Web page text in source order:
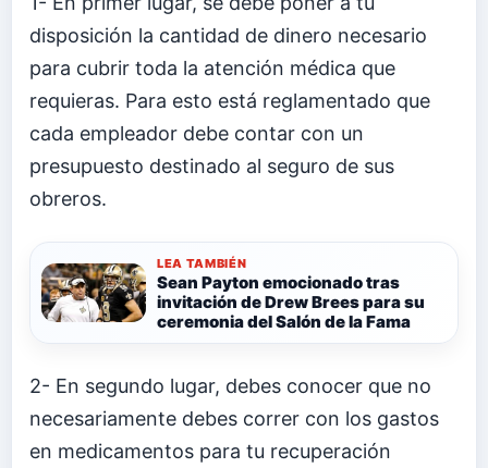
disposición la cantidad de dinero necesario
para cubrir toda la atención médica que
requieras. Para esto está reglamentado que
cada empleador debe contar con un
presupuesto destinado al seguro de sus
obreros.
LEA TAMBIÉN
Sean Payton emocionado tras
invitación de Drew Brees para su
ceremonia del Salón de la Fama
2- En segundo lugar, debes conocer que no
necesariamente debes correr con los gastos
en medicamentos para tu recuperación